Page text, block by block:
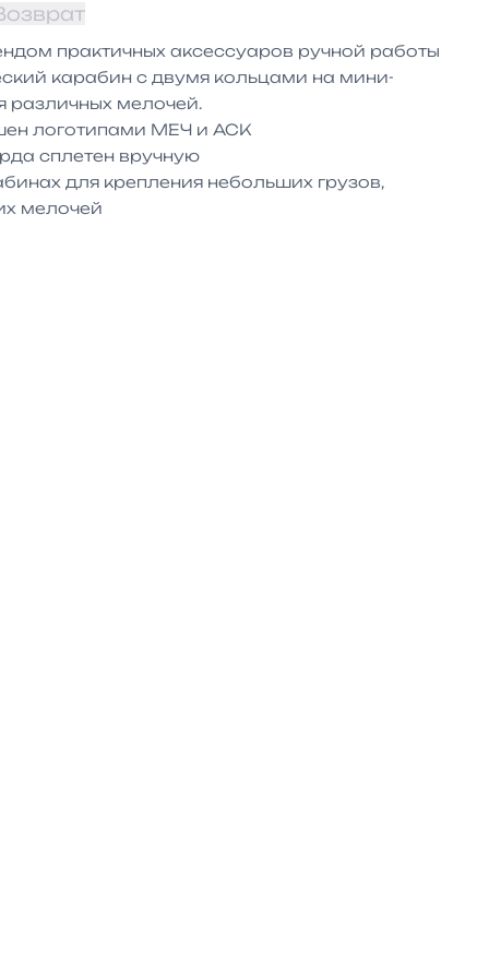
практичных аксессуаров ручной работы
карабин с двумя кольцами на мини-
различных мелочей.
логотипами МЕЧ и АСК
сплетен вручную
для крепления небольших грузов,
мелочей